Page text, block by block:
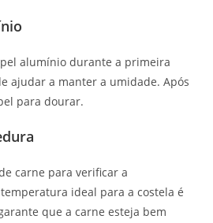
alumínio durante a primeira
ajudar a manter a umidade. Após
para dourar.
carne para verificar a
ideal para a costela é
que a carne esteja bem